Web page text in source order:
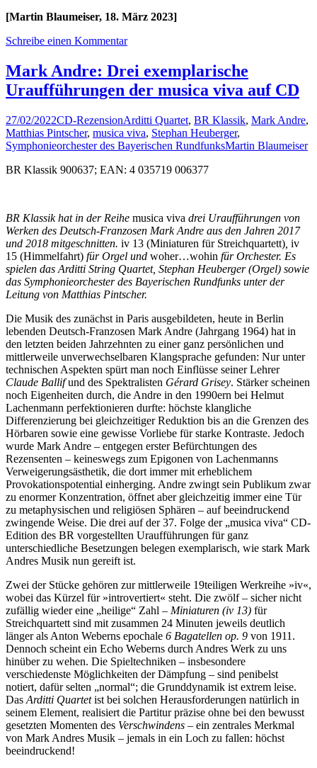
[Martin Blaumeiser, 18. März 2023]
Schreibe einen Kommentar
Mark Andre: Drei exemplarische
Uraufführungen der musica viva auf CD
27/02/2022CD-RezensionArditti Quartet, BR Klassik, Mark Andre,
Matthias Pintscher, musica viva, Stephan Heuberger,
Symphonieorchester des Bayerischen RundfunksMartin Blaumeiser
BR Klassik 900637; EAN: 4 035719 006377
BR Klassik hat in der Reihe musica viva drei Uraufführungen von
Werken des Deutsch-Franzosen Mark Andre aus den Jahren 2017
und 2018 mitgeschnitten. iv 13 (Miniaturen für Streichquartett) iv
15 (Himmelfahrt) für Orgel und woher…wohin für Orchester. Es
spielen das Arditti String Quartet, Stephan Heuberger (Orgel) sowie
das Symphonieorchester des Bayerischen Rundfunks unter der
Leitung von Matthias Pintscher.
Die Musik des zunächst in Paris ausgebildeten, heute in Berlin
lebenden Deutsch-Franzosen Mark Andre (Jahrgang 1964) hat in
den letzten beiden Jahrzehnten zu einer ganz persönlichen und
mittlerweile unverwechselbaren Klangsprache gefunden: Nur unter
technischen Aspekten spürt man noch Einflüsse seiner Lehrer
Claude Ballifund des Spektralisten Gérard Grisey. Stärker scheinen
noch Eigenheiten durch, die Andre in den 1990ern bei Helmut
Lachenmann perfektionieren durfte: höchste klangliche
Differenzierung bei gleichzeitiger Reduktion bis an die Grenzen des
Hörbaren sowie eine gewisse Vorliebe für starke Kontraste. Jedoch
wurde Mark Andre – entgegen erster Befürchtungen des
Rezensenten – keineswegs zum Epigonen von Lachenmanns
Verweigerungsästhetik, die dort immer mit erheblichem
Provokationspotential einherging. Andre zwingt sein Publikum zwar
zu enormer Konzentration, öffnet aber gleichzeitig immer eine Tür
zu metaphysischen und religiösen Sphären – auf beeindruckend
zwingende Weise. Die drei auf der 37. Folge der „musica viva“ CD-
Edition des BR vorgestellten Uraufführungen für ganz
unterschiedliche Besetzungen belegen exemplarisch, wie stark Mark
Andres Musik nun gereift ist.
Zwei der Stücke gehören zur mittlerweile 19teiligen Werkreihe »iv«,
wobei das Kürzel für »introvertiert« steht. Die zwölf – sicher nicht
zufällig wieder eine „heilige“ Zahl – Miniaturen (iv 13) für
Streichquartett sind mit zusammen 24 Minuten jeweils deutlich
länger als Anton Weberns epochale 6 Bagatellen op. 9 von 1911.
Dennoch scheint ein Echo Weberns durch Andres Werk zu uns
hinüber zu wehen. Die Spieltechniken – insbesondere
verschiedenste Möglichkeiten der Dämpfung – sind penibelst
notiert, dafür selten „normal“; die Grunddynamik ist extrem leise.
Das Arditti Quartetist bei solchen Herausforderungen natürlich in
seinem Element, realisiert die Partitur präzise ohne bei den bewusst
gesetzten Momenten des Verschwindens – ein zentrales Merkmal
von Mark Andres Musik – jemals in ein Loch zu fallen: höchst
beeindruckend!